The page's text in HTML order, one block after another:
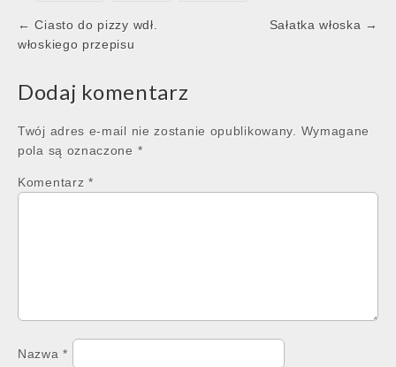
Post
navigation
← Ciasto do pizzy wdł.
włoskiego przepisu
Sałatka włoska →
Dodaj komentarz
Twój adres e-mail nie zostanie opublikowany.
Wymagane
pola są oznaczone *
Komentarz *
Nazwa*